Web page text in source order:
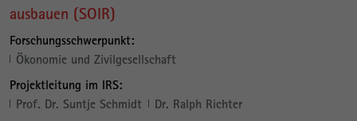
ausbauen (SOIR)
Forschungsschwerpunkt:
Ökonomie und Zivilgesellschaft
Projektleitung im IRS:
Prof. Dr. Suntje Schmidt
Dr. Ralph Richter